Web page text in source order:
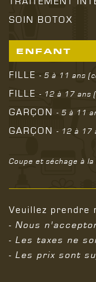
SOIN BOTOX
ENFANT
FILLE - 5 à 11 ans
FILLE - 12 à 17 ans
GARÇON - 5 à 11
GARÇON - 12 à 17
Coupe et séchage à la
Veuillez prendre
- Nous
- Les taxes ne
- Les prix sont